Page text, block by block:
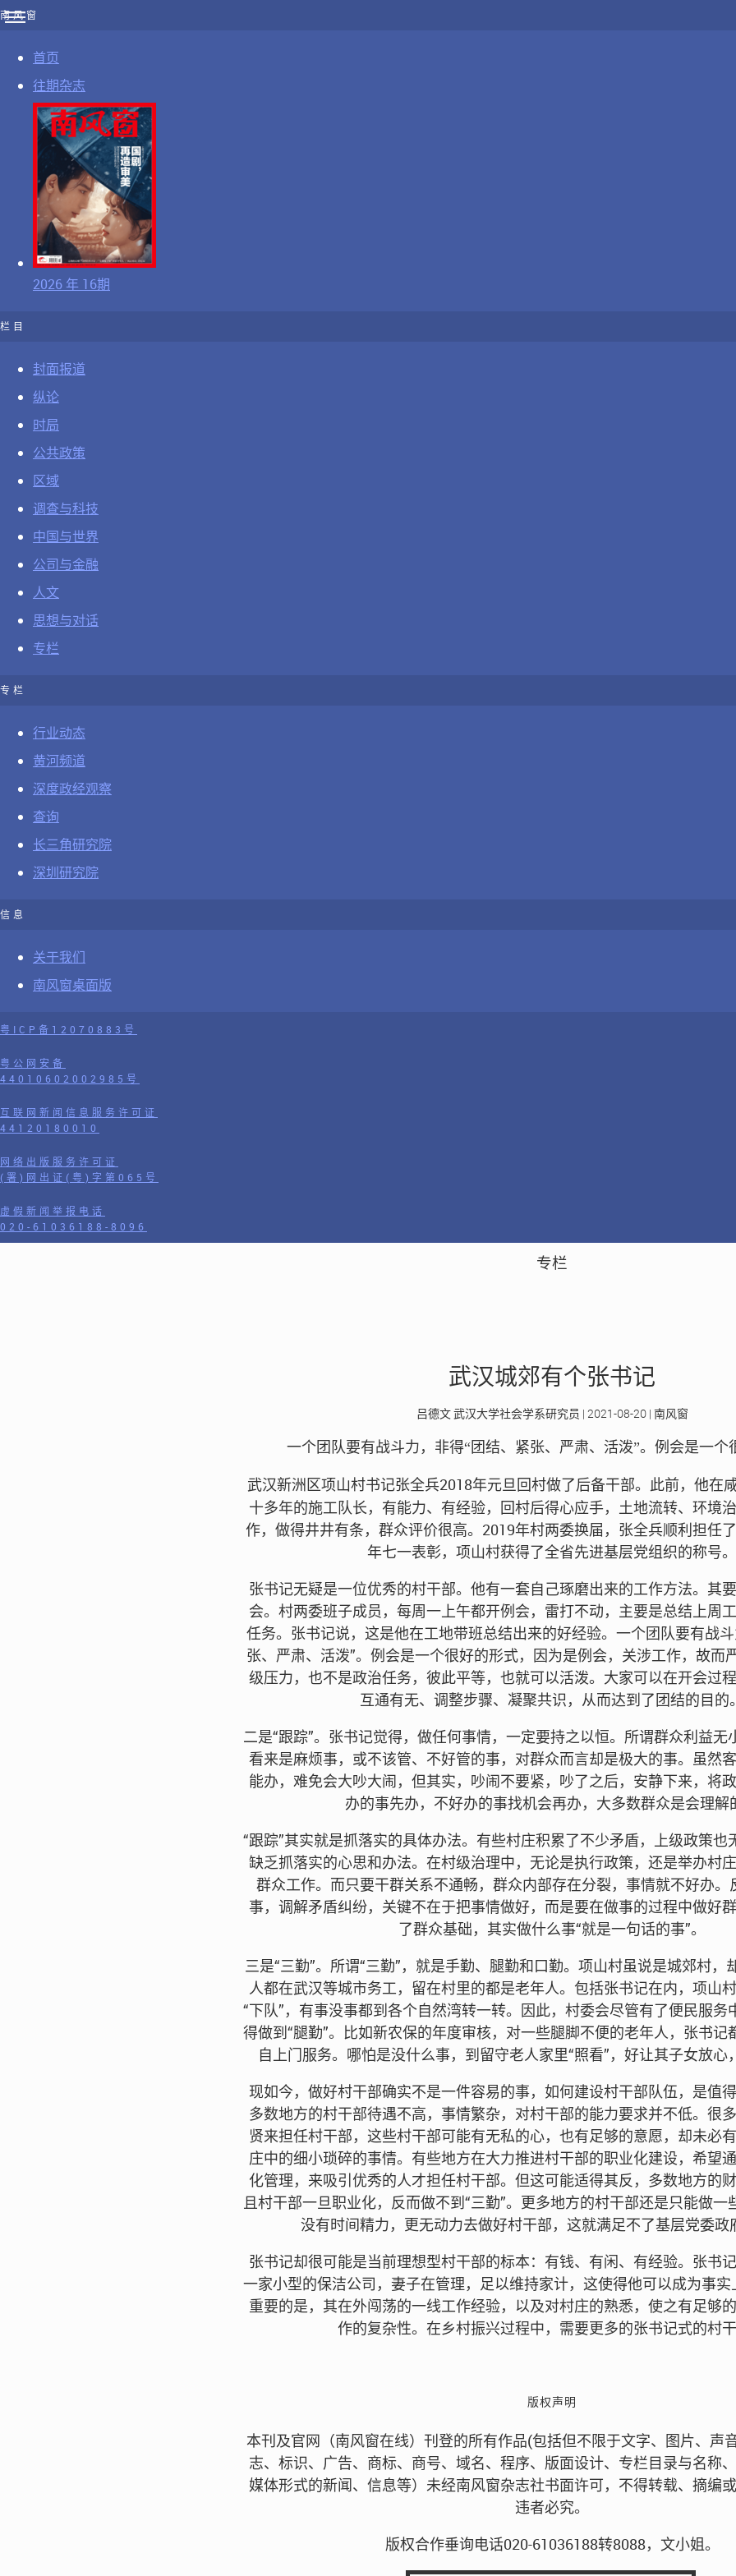
南风窗
首页
往期杂志
2026 年 16期
栏目
封面报道
纵论
时局
公共政策
区域
调查与科技
中国与世界
公司与金融
人文
思想与对话
专栏
专栏
行业动态
黄河频道
深度政经观察
查询
长三角研究院
深圳研究院
信息
关于我们
南风窗桌面版
粤ICP备12070883号
粤公网安备
44010602002985号
互联网新闻信息服务许可证
44120180010
网络出版服务许可证
(署)网出证(粤)字第065号
虚假新闻举报电话
020-61036188-8096
专栏
武汉城郊有个张书记
吕德文 武汉大学社会学系研究员 | 2021-08-20 | 南风窗
一个团队要有战斗力，非得“团结、紧张、严肃、活泼”。例会是一个
武汉新洲区项山村书记张全兵2018年元旦回村做了后备干部。此前，他在
十多年的施工队长，有能力、有经验，回村后得心应手，土地流转、环境
作，做得井井有条，群众评价很高。2019年村两委换届，张全兵顺利担任
年七一表彰，项山村获得了全省先进基层党组织的称号。
张书记无疑是一位优秀的村干部。他有一套自己琢磨出来的工作方法。其
会。村两委班子成员，每周一上午都开例会，雷打不动，主要是总结上周
任务。张书记说，这是他在工地带班总结出来的好经验。一个团队要有战
张、严肃、活泼”。例会是一个很好的形式，因为是例会，关涉工作，故而
级压力，也不是政治任务，彼此平等，也就可以活泼。大家可以在开会过
互通有无、调整步骤、凝聚共识，从而达到了团结的目的。
二是“跟踪”。张书记觉得，做任何事情，一定要持之以恒。所谓群众利益无
看来是麻烦事，或不该管、不好管的事，对群众而言却是极大的事。虽然
能办，难免会大吵大闹，但其实，吵闹不要紧，吵了之后，安静下来，将
办的事先办，不好办的事找机会再办，大多数群众是会理解
“跟踪”其实就是抓落实的具体办法。有些村庄积累了不少矛盾，上级政策也
缺乏抓落实的心思和办法。在村级治理中，无论是执行政策，还是举办村
群众工作。而只要干群关系不通畅，群众内部存在分裂，事情就不好办。
事，调解矛盾纠纷，关键不在于把事情做好，而是要在做事的过程中做好
了群众基础，其实做什么事“就是一句话的事”。
三是“三勤”。所谓“三勤”，就是手勤、腿勤和口勤。项山村虽说是城郊村，
人都在武汉等城市务工，留在村里的都是老年人。包括张书记在内，项山
“下队”，有事没事都到各个自然湾转一转。因此，村委会尽管有了便民服务
得做到“腿勤”。比如新农保的年度审核，对一些腿脚不便的老年人，张书记
自上门服务。哪怕是没什么事，到留守老人家里“照看”，好让其子女放心
现如今，做好村干部确实不是一件容易的事，如何建设村干部队伍，是值
多数地方的村干部待遇不高，事情繁杂，对村干部的能力要求并不低。很
贤来担任村干部，这些村干部可能有无私的心，也有足够的意愿，却未必
庄中的细小琐碎的事情。有些地方在大力推进村干部的职业化建设，希望
化管理，来吸引优秀的人才担任村干部。但这可能适得其反，多数地方的财
且村干部一旦职业化，反而做不到“三勤”。更多地方的村干部还是只能做一
没有时间精力，更无动力去做好村干部，这就满足不了基层党委政
张书记却很可能是当前理想型村干部的标本：有钱、有闲、有经验。张书
一家小型的保洁公司，妻子在管理，足以维持家计，这使得他可以成为事实
重要的是，其在外闯荡的一线工作经验，以及对村庄的熟悉，使之有足够
作的复杂性。在乡村振兴过程中，需要更多的张书记式的村干
版权声明
本刊及官网（南风窗在线）刊登的所有作品(包括但不限于文字、图片、声
志、标识、广告、商标、商号、域名、程序、版面设计、专栏目录与名称
媒体形式的新闻、信息等）未经南风窗杂志社书面许可，不得转载、摘编或
违者必究。
版权合作垂询电话020-61036188转8088，文小姐。